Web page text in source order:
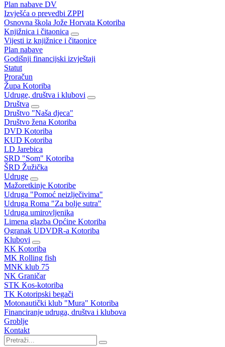
Plan nabave DV
Izvješća o prevedbi ZPPI
Osnovna škola Jože Horvata Kotoriba
Knjižnica i čitaonica
Vijesti iz knjižnice i čitaonice
Plan nabave
Godišnji financijski izvještaji
Statut
Proračun
Župa Kotoriba
Udruge, društva i klubovi
Društva
Društvo "Naša djeca"
Društvo žena Kotoriba
DVD Kotoriba
KUD Kotoriba
LD Jarebica
SRD "Som" Kotoriba
ŠRD Žužička
Udruge
Mažoretkinje Kotoribe
Udruga "Pomoć neizlječivima"
Udruga Roma "Za bolje sutra"
Udruga umirovljenika
Limena glazba Općine Kotoriba
Ogranak UDVDR-a Kotoriba
Klubovi
KK Kotoriba
MK Rolling fish
MNK klub 75
NK Graničar
STK Kos-kotoriba
TK Kotoripski begači
Motonautički klub "Mura" Kotoriba
Financiranje udruga, društva i klubova
Groblje
Kontakt